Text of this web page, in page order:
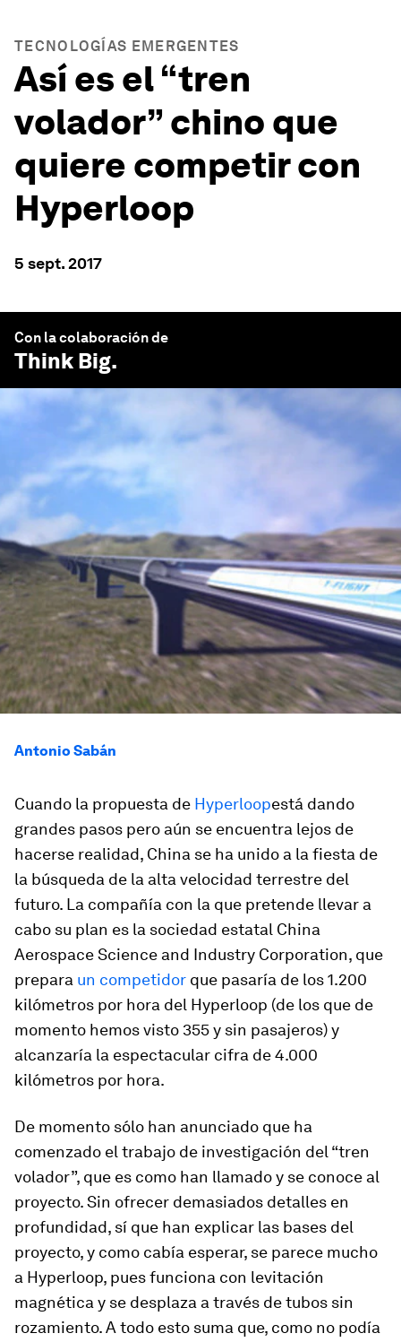
TECNOLOGÍAS EMERGENTES
Así es el “tren
volador” chino que
quiere competir con
Hyperloop
5 sept. 2017
Con la colaboración de
Think Big.
Antonio Sabán
Cuando la propuesta de Hyperloopestá dando
grandes pasos pero aún se encuentra lejos de
hacerse realidad, China se ha unido a la fiesta de
la búsqueda de la alta velocidad terrestre del
futuro. La compañía con la que pretende llevar a
cabo su plan es la sociedad estatal China
Aerospace Science and Industry Corporation, que
prepara un competidor que pasaría de los 1.200
kilómetros por hora del Hyperloop (de los que de
momento hemos visto 355 y sin pasajeros) y
alcanzaría la espectacular cifra de 4.000
kilómetros por hora.
De momento sólo han anunciado que ha
comenzado el trabajo de investigación del “tren
volador”, que es como han llamado y se conoce al
proyecto. Sin ofrecer demasiados detalles en
profundidad, sí que han explicar las bases del
proyecto, y como cabía esperar, se parece mucho
a Hyperloop, pues funciona con levitación
magnética y se desplaza a través de tubos sin
rozamiento. A todo esto suma que, como no podía